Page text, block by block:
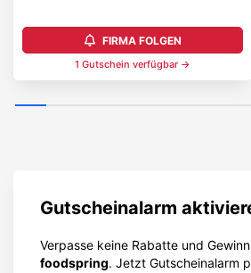
FIRMA FOLGEN
1 Gutschein verfügbar →
Gutscheinalarm
Verpasse keine Rabatte und
foodspring. Jetzt Gutscheinalarm